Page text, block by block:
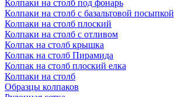
Колпаки на столб под фонарь
Колпаки на столб с базальтовой посыпкой
Колпаки на столб плоский
Колпаки на столб с отливом
Колпак на столб крышка
Колпак на столб Пирамида
Колпак на столб плоский елка
Колпаки на столб
Образцы колпаков